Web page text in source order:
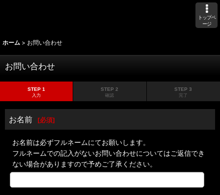
トップペ
ージ
ホーム > お問い合わせ
お問い合わせ
STEP 1
入力
STEP 2
確認
STEP 3
完了
お名前 [必須]
お名前は必ずフルネームにてお願いします。
フルネームでの記入がないお問い合わせについてはご返信でき
ない場合がありますので予めご了承ください。